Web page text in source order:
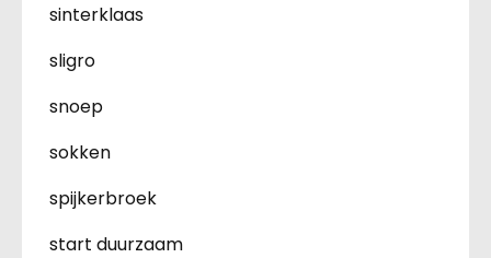
sinterklaas
sligro
snoep
sokken
spijkerbroek
start duurzaam